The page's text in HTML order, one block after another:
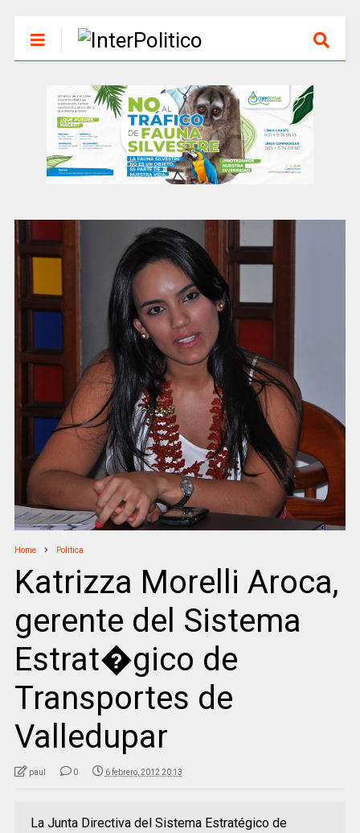
Home Politica
Katrizza Morelli Aroca,
gerente del Sistema
Estrat�gico de
Transportes de
Valledupar
paul 0 6 febrero, 2012 20:13
La Junta Directiva del Sistema Estratégico de